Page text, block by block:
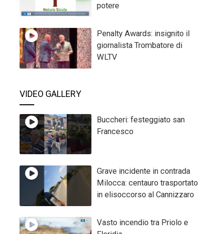
potere
Penalty Awards: insignito il
giornalista Trombatore di
WLTV
VIDEO GALLERY
Buccheri: festeggiato san
Francesco
Grave incidente in contrada
Milocca: centauro trasportato
in elisoccorso al Cannizzaro
Vasto incendio tra Priolo e